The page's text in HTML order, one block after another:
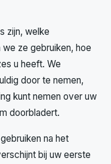
zijn, welke
ze gebruiken, hoe
u heeft. We
door te nemen,
kunt nemen over uw
doorbladert.
na het
bij uw eerste